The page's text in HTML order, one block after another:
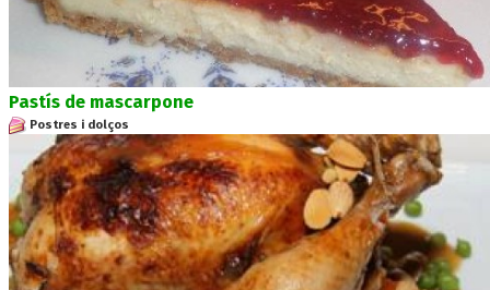
Pastís de mascarpone
Postres i dolços